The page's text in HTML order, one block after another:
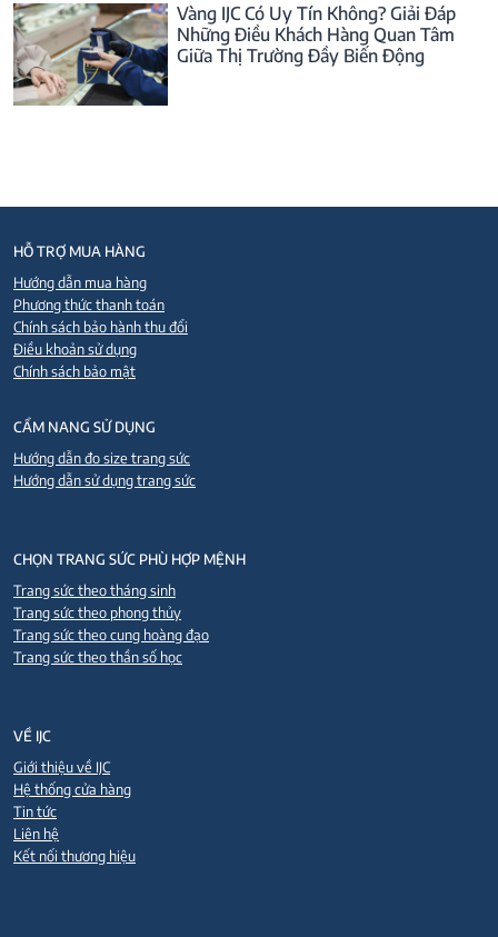
Vàng IJC Có Uy Tín Không? Giải Đáp
Những Điều Khách Hàng Quan Tâm
Giữa Thị Trường Đầy Biến Động
HỖ TRỢ MUA HÀNG
Hướng dẫn mua hàng
Phương thức thanh toán
Chính sách bảo hành thu đổi
Điều khoản sử dụng
Chính sách bảo mật
CẨM NANG SỬ DỤNG
Hướng dẫn đo size trang sức
Hướng dẫn sử dụng trang sức
CHỌN TRANG SỨC PHÙ HỢP MỆNH
Trang sức theo tháng sinh
Trang sức theo phong thủy
Trang sức theo cung hoàng đạo
Trang sức theo thần số học
VỀ IJC
Giới thiệu về IJC
Hệ thống cửa hàng
Tin tức
Liên hệ
Kết nối thương hiệu